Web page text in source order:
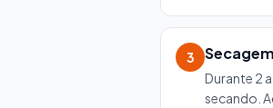
3
Durante 2
secando.